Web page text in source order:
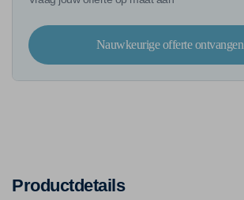
Nauwkeurige offerte ontvangen
Productdetails